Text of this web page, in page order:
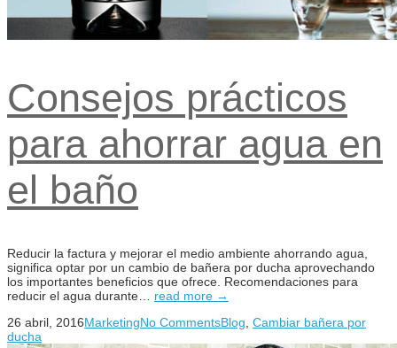
Consejos prácticos
para ahorrar agua en
el baño
Reducir la factura y mejorar el medio ambiente ahorrando agua,
significa optar por un cambio de bañera por ducha aprovechando
los importantes beneficios que ofrece. Recomendaciones para
reducir el agua durante… read more →
26 abril, 2016MarketingNo CommentsBlog, Cambiar bañera por
ducha